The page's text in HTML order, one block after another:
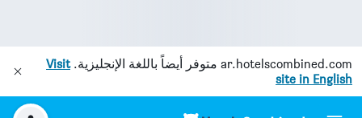
ar.hotelscombined.com متوفر أيضاً باللغة الإنجليزية.Visit
site in English